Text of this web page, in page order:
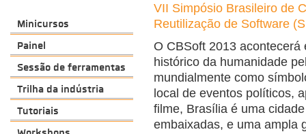
Minicursos
Painel
Sessão de ferramentas
Trilha da indústria
Tutoriais
VII Simpósio Brasileiro de
Reutilização de Software
O CBSoft 2013
histórico da humanidade
mundialmente como
local de eventos políticos,
filme, Brasília é uma
embaixadas, e uma ampla